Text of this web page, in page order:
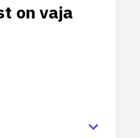
on vaja